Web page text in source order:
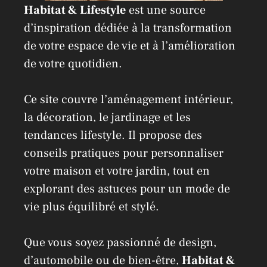
Habitat & Lifestyle est une source
d’inspiration dédiée à la transformation
de votre espace de vie et à l’amélioration
de votre quotidien.
Ce site couvre l’aménagement intérieur,
la décoration, le jardinage et les
tendances lifestyle. Il propose des
conseils pratiques pour personnaliser
votre maison et votre jardin, tout en
explorant des astuces pour un mode de
vie plus équilibré et stylé.
Que vous soyez passionné de design,
d’automobile ou de bien-être, Habitat &